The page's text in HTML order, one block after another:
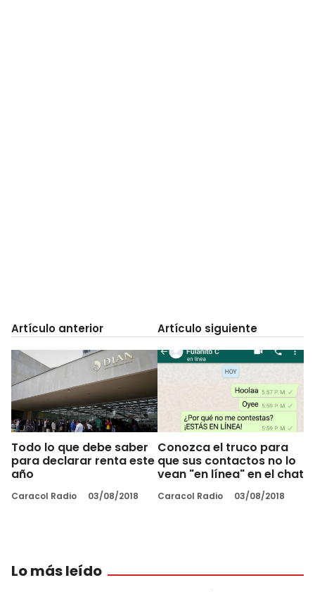
Artículo anterior
Todo lo que debe saber
para declarar renta este
año
Caracol Radio 03/08/2018
Artículo siguiente
Conozca el truco para
que sus contactos no lo
vean "en línea" en el chat
Caracol Radio 03/08/2018
Lo más leído